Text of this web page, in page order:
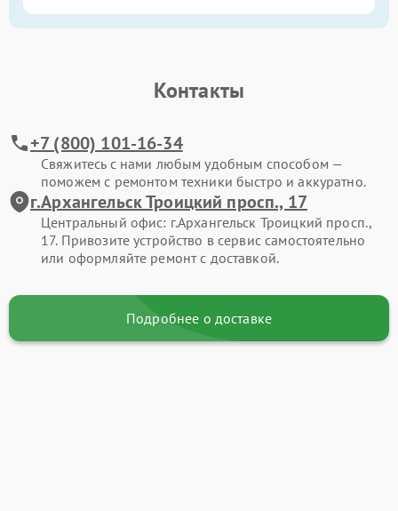
Контакты
+7 (800) 101-16-34
Свяжитесь с нами любым удобным способом —
поможем с ремонтом техники быстро и аккуратно.
г.Архангельск Троицкий просп., 17
Центральный офис: г.Архангельск Троицкий просп.,
17. Привозите устройство в сервис самостоятельно
или оформляйте ремонт с доставкой.
Подробнее о доставке